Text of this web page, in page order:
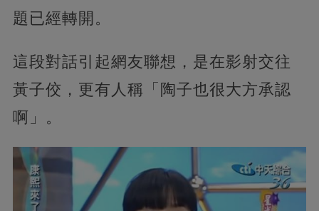
題已經轉開。
這段對話引起網友聯想，是在影射交往
黃子佼，更有人稱「陶子也很大方承認
啊」。